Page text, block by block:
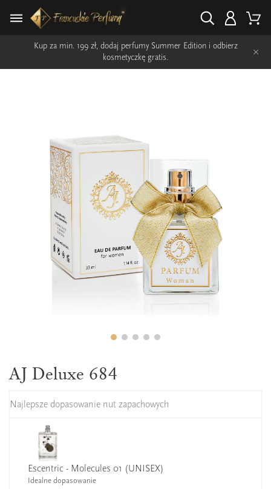
Kup za min. 199 zł, dodaj perfumy Summer Edition i odbierz
kosmetyczkę gratis.
×
AJ Deluxe 684
Najlepsze dopasowanie nut zapachowych
Escentric - Molecules 01 (UNISEX)
Idealne dopasowanie